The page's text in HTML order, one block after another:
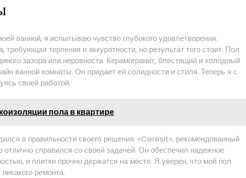
ванной, я испытываю чувство глубокого удовлетворения.
требующая терпения и аккуратности, но результат того стоит. Пол
зазора или неровности. Керамогранит, блестящий и холодный
ванной комнаты. Он придает ей солидности и стиля. Теперь я с
своей работой.
пола в квартире
в правильности своего решения. «Ceresit», рекомендованный
отлично справился со своей задачей. Он обеспечил надежное
и плитки прочно держатся на месте. Я уверен, что мой пол
ремонта.